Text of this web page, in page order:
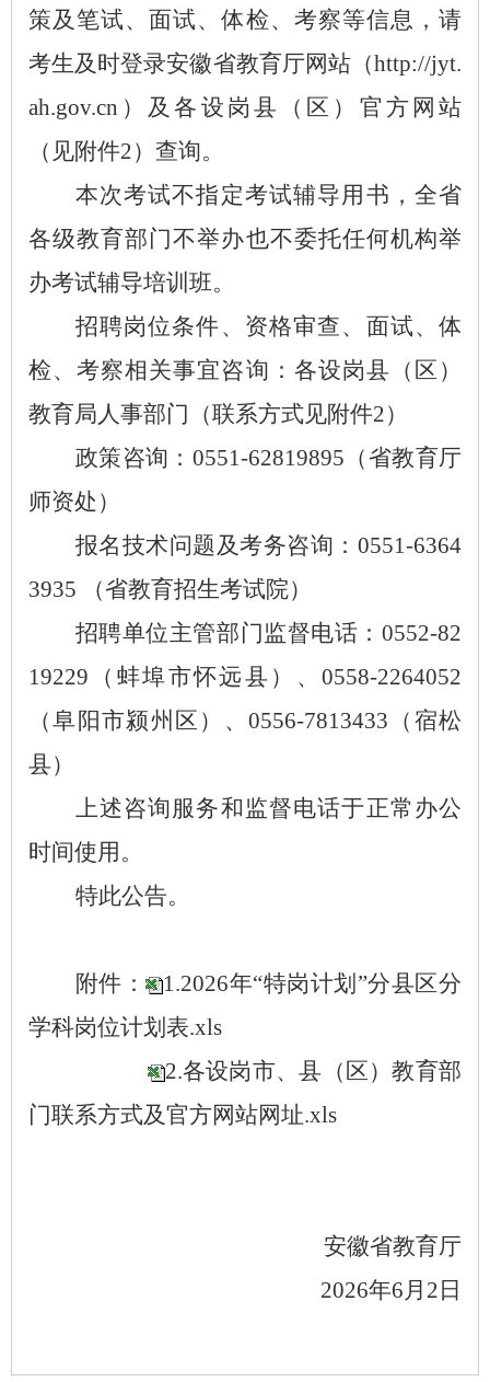
策及笔试、面试、体检、考察等信息，请
考生及时登录安徽省教育厅网站（http://jyt.
ah.gov.cn）及各设岗县（区）官方网站
（见附件2）查询。
本次考试不指定考试辅导用书，全省
各级教育部门不举办也不委托任何机构举
办考试辅导培训班。
招聘岗位条件、资格审查、面试、体
检、考察相关事宜咨询：各设岗县（区）
教育局人事部门（联系方式见附件2）
政策咨询： 0551-62819895（省教育厅
师资处）
报名技术问题及考务咨询： 0551-6364
3935 （省教育招生考试院）
招聘单位主管部门监督电话： 0552-82
19229（蚌埠市怀远县）、0558-2264052
（阜阳市颍州区）、0556-7813433（宿松
县）
上述咨询服务和监督电话于正常办公
时间使用。
特此公告。
附件：
1.2026年“特岗计划”分县区分
学科岗位计划表.xls
2.各设岗市、县（区）教育部
门联系方式及官方网站网址.xls
安徽省教育厅
2026年6月2日